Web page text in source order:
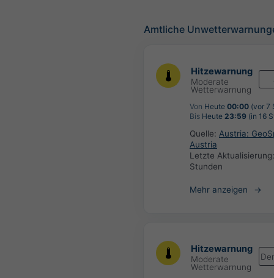
Amtliche
Hitzewarnung
Moderate
Wetterwarnung
Von Heute 00:00 (vor 7
Bis Heute 23:59 (in 16
Quelle: Austria:
Austria
Letzte
Stunden
Mehr anzeigen
Hitzewarnung
Moderate
Wetterwarnung